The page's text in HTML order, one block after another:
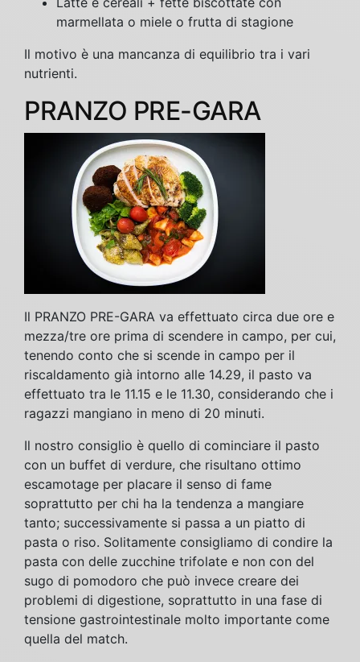
marmellata o miele o frutta di stagione
Il motivo è una mancanza di equilibrio tra i vari
nutrienti.
PRANZO PRE-GARA
Il PRANZO PRE-GARA va effettuato circa due ore e
mezza/tre ore prima di scendere in campo, per cui,
tenendo conto che si scende in campo per il
riscaldamento già intorno alle 14.29, il pasto va
effettuato tra le 11.15 e le 11.30, considerando che i
ragazzi mangiano in meno di 20 minuti.
Il nostro consiglio è quello di cominciare il pasto
con un buffet di verdure, che risultano ottimo
escamotage per placare il senso di fame
soprattutto per chi ha la tendenza a mangiare
tanto; successivamente si passa a un piatto di
pasta o riso. Solitamente consigliamo di condire la
pasta con delle zucchine trifolate e non con del
sugo di pomodoro che può invece creare dei
problemi di digestione, soprattutto in una fase di
tensione gastrointestinale molto importante come
quella del match.